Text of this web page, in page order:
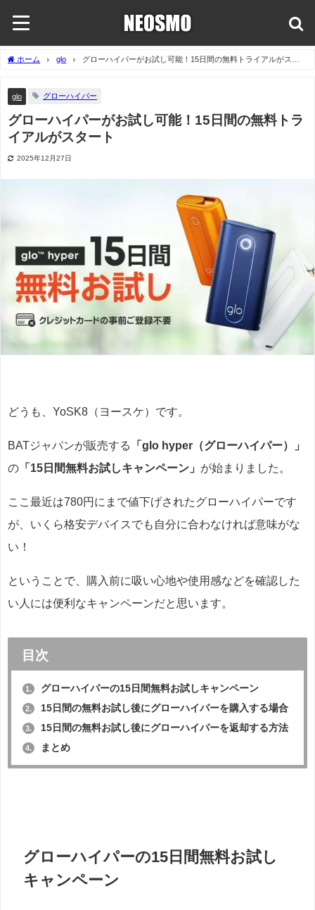
ホーム glo
グローハイパーがお試し可能！15日間の無料トライアルがスタ
glo グローハイパー
グローハイパーがお試し可能！15日間の無料トラ
イアルがスタート
2025年12月27日
どうも、YoSK8（ヨースケ）です。
BATジャパンが販売する
「glo hyper（グローハイパー）」
の 「15日間無料お試しキャンペーン」 が始まりました。
ここ最近は780円にまで値下げされたグローハイパーです
が、いくら格安デバイスでも自分に合わなければ意味がな
い！
ということで、購入前に吸い心地や使用感などを確認した
い人には便利なキャンペーンだと思います。
目次
1. グローハイパーの15日間無料お試しキャンペーン
2. 15日間の無料お試し後にグローハイパーを購入する場合
3. 15日間の無料お試し後にグローハイパーを返却する方法
4. まとめ
グローハイパーの15日間無料お試し
キャンペーン